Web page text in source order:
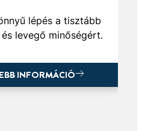
lépés a tisztább
levegő minőségért.
INFORMÁCIÓ